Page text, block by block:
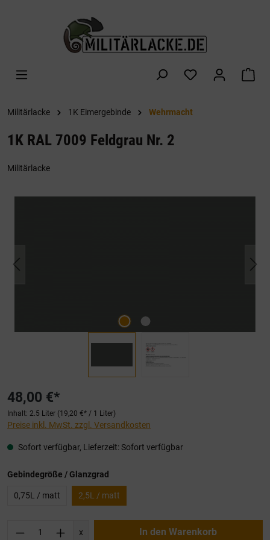
Militärlacke 1K Eimergebinde Wehrmacht
1K RAL 7009 Feldgrau Nr. 2
Militärlacke
48,00 €*
Inhalt: 2.5 Liter (19,20 €* / 1 Liter)
Preise inkl. MwSt. zzgl. Versandkosten
Sofort verfügbar, Lieferzeit: Sofort verfügbar
Gebindegröße / Glanzgrad
0,75L / matt 2,5L / matt
Produkt Anzahl: Gib den gewünschten
x In den Warenkorb